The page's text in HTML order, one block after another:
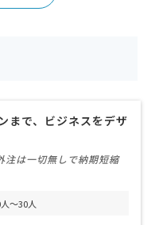
まで、ビジネスをデザ
は一切無しで納期短縮
～30人